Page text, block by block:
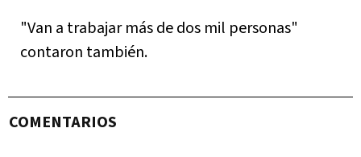
"Van a trabajar más de dos mil personas"
contaron también.
COMENTARIOS